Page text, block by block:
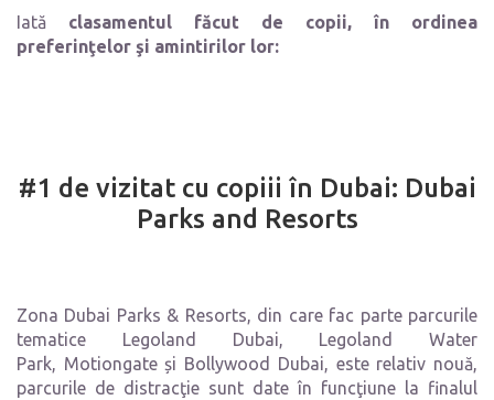
Iată clasamentul făcut de copii, în ordinea
preferinţelor şi amintirilor lor:
#1 de vizitat cu copiii în Dubai: Dubai
Parks and Resorts
Zona Dubai Parks & Resorts, din care fac parte parcurile
tematice Legoland Dubai, Legoland Water
Park, Motiongate și Bollywood Dubai, este relativ nouă,
parcurile de distracţie sunt date în funcţiune la finalul